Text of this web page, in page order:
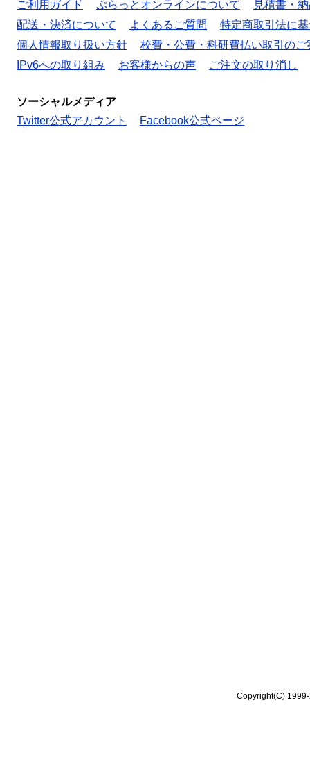
ご利用ガイド ぷらっとオンラインについて
見積書・
配送・決済について
よくあるご質問
特定商取引法に
個人情報取り扱い方針
校費・公費・科研費払い取引のご
IPv6への取り組み
お客様からの声 ご注文の取り消し
ソーシャルメディア
Twitter公式アカウント
Facebook公式ページ
Copyright(C)